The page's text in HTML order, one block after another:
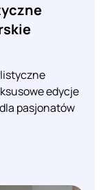
edycje
pasjonatów